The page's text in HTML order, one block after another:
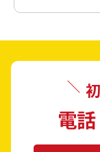
南蒲原郡
電